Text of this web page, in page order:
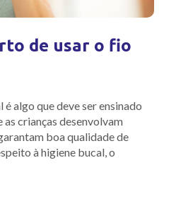
de usar o fio
algo que deve ser ensinado
as crianças desenvolvam
boa qualidade de
à higiene bucal, o